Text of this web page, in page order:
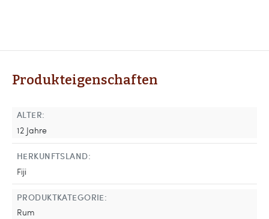
Produkteigenschaften
ALTER:
12 Jahre
HERKUNFTSLAND:
Fiji
PRODUKTKATEGORIE:
Rum